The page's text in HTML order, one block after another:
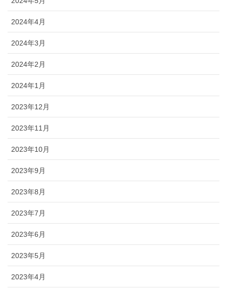
2024年4月
2024年3月
2024年2月
2024年1月
2023年12月
2023年11月
2023年10月
2023年9月
2023年8月
2023年7月
2023年6月
2023年5月
2023年4月